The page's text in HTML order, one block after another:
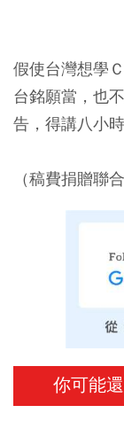
假使台灣想學
台銘願當，也
告，得講八小
（稿費捐贈聯
你可能